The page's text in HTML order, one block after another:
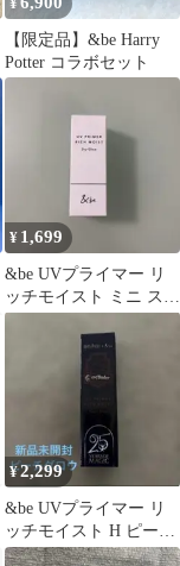
¥
【限定品】&be Harry
Potter コラボセット
¥ 1,699
&be UVプライマー リ
ッチモイスト ミニ スカ
イグロウ
¥2,299
&be UVプライマー リ
ッチモイスト H ピーチ
グロウ ハリーポッタ